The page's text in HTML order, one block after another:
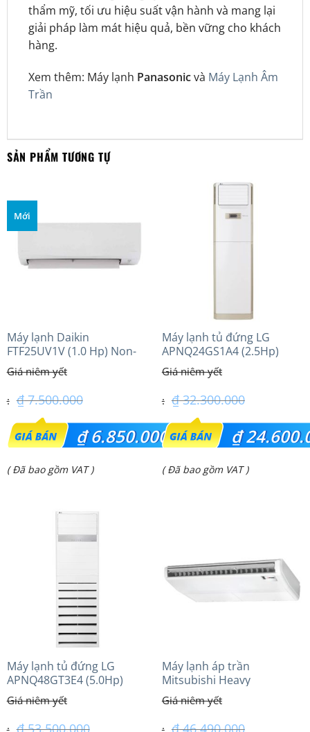
thẩm mỹ, tối ưu hiệu suất vận hành và mang lại
giải pháp làm mát hiệu quả, bền vững cho khách
hàng.
Xem thêm: Máy lạnh Panasonicvà Máy Lạnh Âm
Trần
SẢN PHẨM TƯƠNG TỰ
Mới
Máy lạnh Daikin
FTF25UV1V (1.0 Hp) Non-
inverter Thái lan
₫7.500.000
Giá
gốc
là:
₫6.850.000
Giá
( Đã bao gồm VAT )
Máy lạnh tủ đứng LG
APNQ24GS1A4 (2.5Hp)
Inverter
₫32.300.000
Giá
gốc
là:
₫
Giá
₫ 24.600.000.
( Đã bao gồm VAT )
Máy lạnh tủ đứng LG
APNQ48GT3E4 (5.0Hp)
Inverter
₫53.500.000
Máy lạnh áp trần
Mitsubishi Heavy
FDE100VG (4.0Hp) Cao cấp
– 1 Pha
₫46.490.000